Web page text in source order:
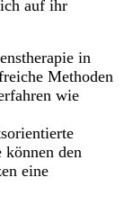
auf ihr
in
Methoden
wie
können den
eine